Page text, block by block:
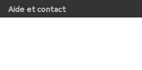
Aide et contact